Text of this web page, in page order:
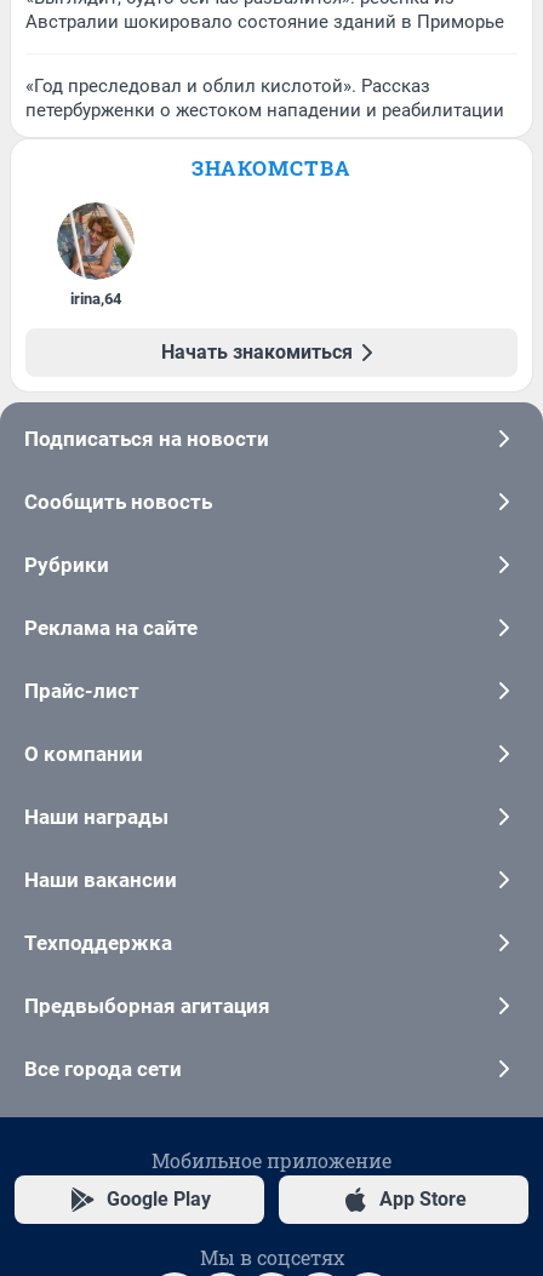
Австралии шокировало состояние зданий в Приморье
«Год преследовал и облил кислотой». Рассказ
петербурженки о жестоком нападении и реабилитации
ЗНАКОМСТВА
irina,64
Начать знакомиться
Подписаться на новости
Сообщить новость
Рубрики
Реклама на сайте
Прайс-лист
О компании
Наши награды
Наши вакансии
Техподдержка
Предвыборная агитация
Все города сети
Мобильное приложение
Google Play App Store
Мы в соцсетях